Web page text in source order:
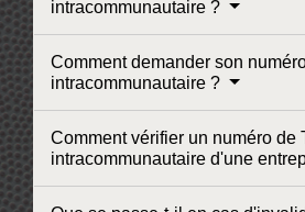
intracommunautaire ?
Comment demander son
intracommunautaire ?
Comment vérifier un numéro de
intracommunautaire d'une